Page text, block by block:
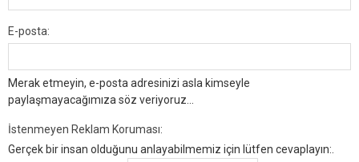
E-posta:
Merak etmeyin, e-posta adresinizi asla kimseyle
paylaşmayacağımıza söz veriyoruz...
İstenmeyen Reklam Koruması:
Gerçek bir insan olduğunu anlayabilmemiz için lütfen cevaplayın:.